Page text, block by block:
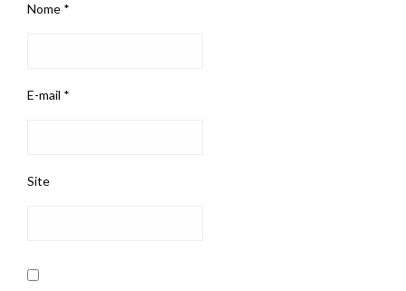
Nome *
E-mail *
Site